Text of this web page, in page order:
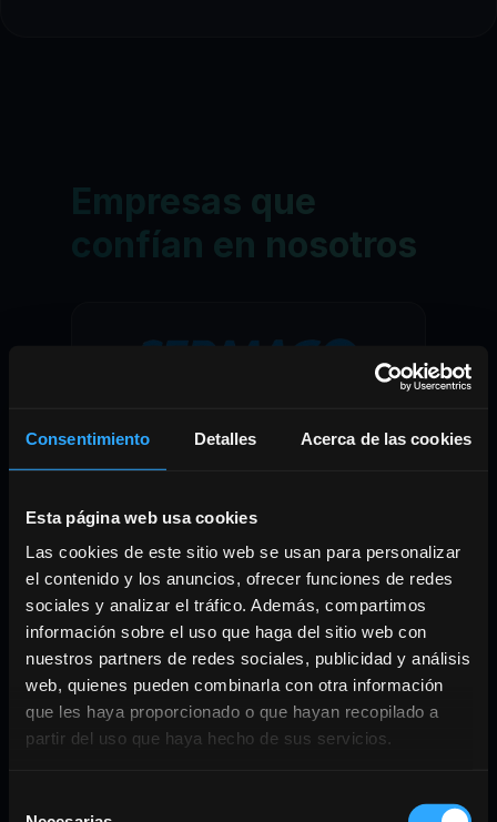
Consentimiento Detalles Acerca de las cookies
Esta página web usa cookies
Las cookies de este sitio web se usan para personalizar
el contenido y los anuncios, ofrecer funciones de redes
sociales y analizar el tráfico. Además, compartimos
información sobre el uso que haga del sitio web con
nuestros partners de redes sociales, publicidad y análisis
web, quienes pueden combinarla con otra información
que les haya proporcionado o que hayan recopilado a
partir del uso que haya hecho de sus servicios.
Empresas que
confían en nosotros
Sermaco